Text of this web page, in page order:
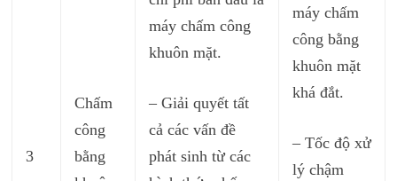
3
Chấm
công
bằng
máy chấm công
khuôn mặt.
– Giải quyết tất
cả các vấn đề
phát sinh từ các
máy chấm
công bằng
khuôn mặt
khá đắt.
– Tốc độ xử
lý chậm